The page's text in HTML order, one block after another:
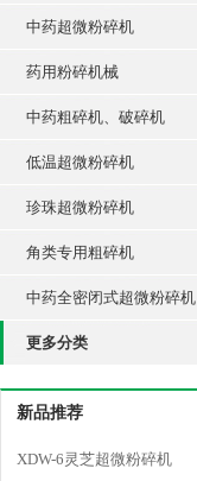
中药超微粉碎机
药用粉碎机械
中药粗碎机、破碎机
低温超微粉碎机
珍珠超微粉碎机
角类专用粗碎机
中药全密闭式超微粉碎机
更多分类
新品推荐
XDW-6灵芝超微粉碎机